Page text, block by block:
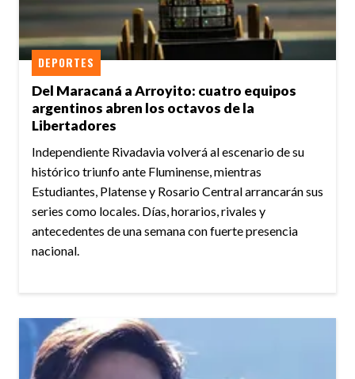
Del Maracaná a Arroyito: cuatro equipos
argentinos abren los octavos de la
Libertadores
DEPORTES
Independiente Rivadavia volverá al escenario de su
histórico triunfo ante Fluminense, mientras
Estudiantes, Platense y Rosario Central arrancarán sus
series como locales. Días, horarios, rivales y
antecedentes de una semana con fuerte presencia
nacional.